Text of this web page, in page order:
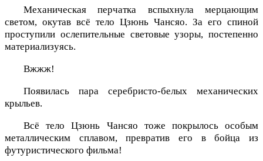
Механическая перчатка вспыхнула мерцающим
светом, окутав всё тело Цзюнь Чансяо. За его спиной
проступили ослепительные световые узоры, постепенно
материализуясь.
Вжжж!
Появилась пара серебристо-белых механических
крыльев.
Всё тело Цзюнь Чансяо тоже покрылось особым
металлическим сплавом, превратив его в бойца из
футуристического фильма!